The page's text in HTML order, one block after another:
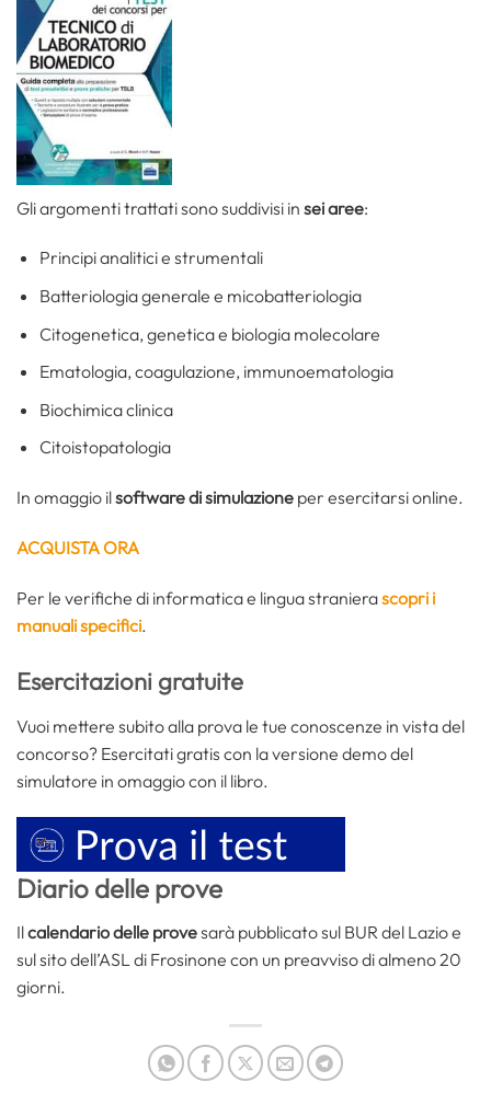
Gli argomenti trattati sono suddivisi in sei aree:
Principi analitici e strumentali
Batteriologia generale e micobatteriologia
Citogenetica, genetica e biologia molecolare
Ematologia, coagulazione, immunoematologia
Biochimica clinica
Citoistopatologia
In omaggio ilsoftware di simulazione per esercitarsi online.
ACQUISTA ORA
Per le verifiche di informatica e lingua stranierascopri i
manuali specifici.
Esercitazioni gratuite
Vuoi mettere subito alla prova le tue conoscenze in vista del
concorso? Esercitati gratis con la versione demo del
simulatore in omaggio con il libro.
Diario delle prove
Ilcalendario delle provesarà pubblicato sul BUR del Lazio e
sul sito dell’ASL di Frosinone con un preavviso di almeno 20
giorni.